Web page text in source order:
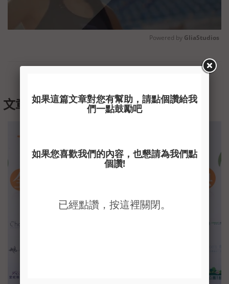
Unmute
Powered by GliaStudios
文章作者彭宇暉